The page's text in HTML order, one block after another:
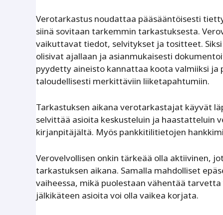
Verotarkastus noudattaa pääsääntöisesti
siinä sovitaan tarkemmin tarkastuksesta.
vaikuttavat tiedot, selvitykset ja tositteet.
olisivat ajallaan ja asianmukaisesti
pyydetty aineisto kannattaa koota valmiiksi
taloudellisesti merkittäviin liiketapahtumiin.
Tarkastuksen aikana verotarkastajat käyvät
selvittää asioita keskusteluin ja haastatteluin
kirjanpitäjältä. Myös pankkitilitietojen
Verovelvollisen onkin tärkeää olla aktiivinen,
tarkastuksen aikana. Samalla mahdolliset
vaiheessa, mikä puolestaan vähentää
jälkikäteen asioita voi olla vaikea korjata.